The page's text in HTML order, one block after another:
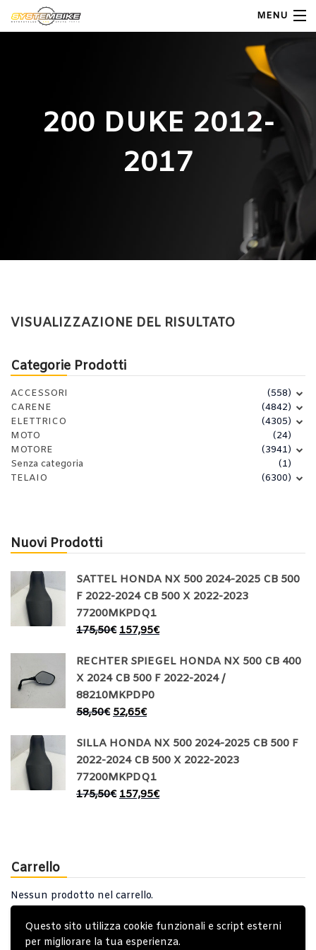
Questo sito utilizza cookie funzionali e script esterni
per migliorare la tua esperienza.
MENU
Shop Moto
Contatti
200 DUKE 2012-
2017
Categorie Prodotti
ACCESSORI
(558)
CARENE
(4842)
ELETTRICO
(4305)
MOTO
(24)
MOTORE
(3941)
Senza categoria
(1)
TELAIO
(6300)
Nuovi Prodotti
SATTEL HONDA NX 500 2024-2025 CB 500
F 2022-2024 CB 500 X 2022-2023
77200MKPDQ1
175,50€ 157,95€
RECHTER SPIEGEL HONDA NX 500 CB 400
X 2024 CB 500 F 2022-2024 /
88210MKPDP0
58,50€ 52,65€
SILLA HONDA NX 500 2024-2025 CB 500 F
2022-2024 CB 500 X 2022-2023
77200MKPDQ1
175,50€ 157,95€
Carrello
Nessun prodotto nel carrello.
VISUALIZZAZIONE DEL RISULTATO